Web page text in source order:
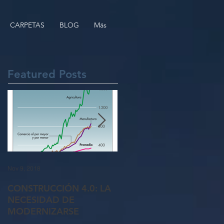
CARPETAS BLOG Más
Featured Posts
CONSTRUCCIÓN 4.0: LA
NECESIDAD DE
MODERNIZARSE
Nov 9, 2018